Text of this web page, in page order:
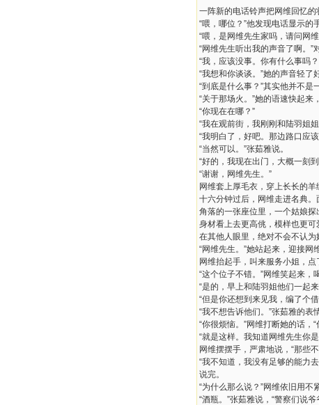
一阵新的电话铃声把网维回忆
“喂，哪位？”他发现电话显示的
“喂，是网维先生家吗，请问网
“网维先生听出我的声音了啊。”
“我，应该没事。你有什么事吗？
“我想和你谈谈。”她的声音轻了
“到底是什么事？”其实他并不是
“关于那场火。”她的语速快起来
“你现在在哪？”
“我在观前街，我刚刚和陆羽姐
“我明白了，好吧。那边路口应
“当然可以。”张茹雅说。
“好的，我现在出门，大概一刻
“谢谢，网维先生。”
网维套上厚毛衣，穿上长长的
十六分钟过后，网维走进名典。
角落的一张座位里，一个姑娘
身材看上去更高佻，模样也更可
在其他人眼里，绝对不会不认为
“网维先生。”她站起来，迎接网
网维抬起手，叫来服务小姐，
“这个位子不错。”网维笑起来，
“是的，早上和陆羽姐他们一起
“但是你还想到来见我，编了个
“我不想告诉他们。”张茹雅的
“你很烦恼。”网维打断她的话
“就是这样。我知道网维先生你
网维摆摆手，严肃地说，“那些
“我不知道，我没有足够的能力
说完。
“为什么那么说？”网维依旧用不
“酒瓶。”张茹雅说，“警察们说